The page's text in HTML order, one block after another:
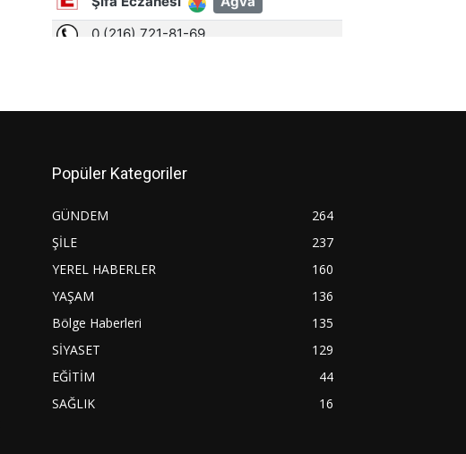
Popüler Kategoriler
GÜNDEM
264
ŞİLE
237
YEREL HABERLER
160
YAŞAM
136
Bölge Haberleri
135
SİYASET
129
EĞİTİM
44
SAĞLIK
16